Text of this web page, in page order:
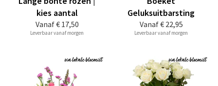
Vanaf€ 17,50
kies aantal
Leverbaar vanaf morgen
Vanaf€ 22,95
Geluksuitbarsting
Leverbaar vanaf morgen